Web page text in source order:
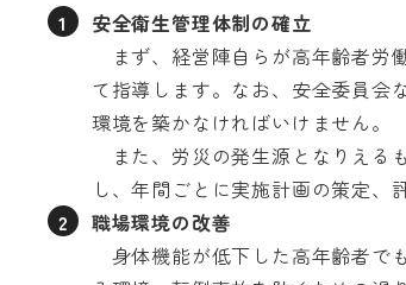
安全衛生管理体制の確立
まず、経営陣自らが高年齢者労
て指導します。なお、安全委員会
環境を築かなければいけません。
また、労災の発生源となりえる
し、年間ごとに実施計画の策定、
職場環境の改善
身体機能が低下した高年齢者で